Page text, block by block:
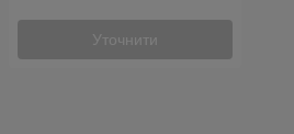
Уточнити